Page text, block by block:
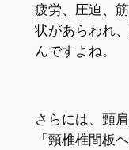
疲労、圧迫、
状があらわれ
んですよね。
さらには、頸
「頸椎椎間板